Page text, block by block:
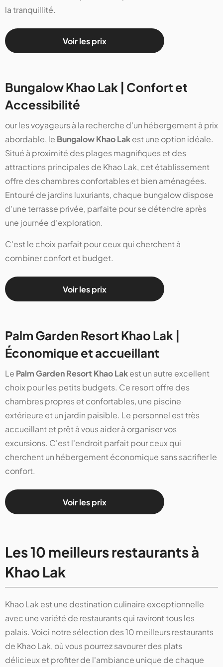
la tranquillité.
Voir les prix
Bungalow Khao Lak | Confort et
Accessibilité
our les voyageurs à la recherche d'un hébergement à prix
abordable, le Bungalow Khao Lakest une option idéale.
Situé à proximité des plages magnifiques et des
attractions principales de Khao Lak, cet établissement
offre des chambres confortables et bien aménagées.
Entouré de jardins luxuriants, chaque bungalow dispose
d'une terrasse privée, parfaite pour se détendre après
une journée d'exploration.
C'est le choix parfait pour ceux qui cherchent à
combiner confort et budget.
Voir les prix
Palm Garden Resort Khao Lak |
Économique et accueillant
Le Palm Garden Resort Khao Lakest un autre excellent
choix pour les petits budgets. Ce resort offre des
chambres propres et confortables, une piscine
extérieure et un jardin paisible. Le personnel est très
accueillant et prêt à vous aider à organiser vos
excursions. C'est l'endroit parfait pour ceux qui
cherchent un hébergement économique sans sacrifier le
confort.
Voir les prix
Les 10 meilleurs restaurants à
Khao Lak
Khao Lak est une destination culinaire exceptionnelle
avec une variété de restaurants qui raviront tous les
palais. Voici notre sélection des 10 meilleurs restaurants
de Khao Lak, où vous pourrez savourer des plats
délicieux et profiter de l'ambiance unique de chaque